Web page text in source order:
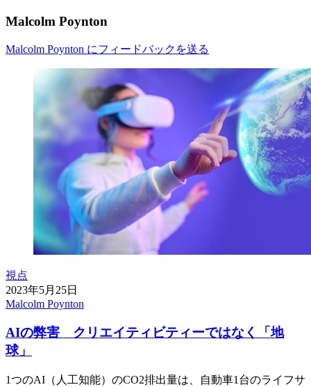
Malcolm Poynton
Malcolm Poynton にフィードバックを送る
視点
2023年5月25日
Malcolm Poynton
AIの弊害 クリエイティビティーではなく「地
球」
1つのAI（人工知能）のCO2排出量は、自動車1台のライフサ